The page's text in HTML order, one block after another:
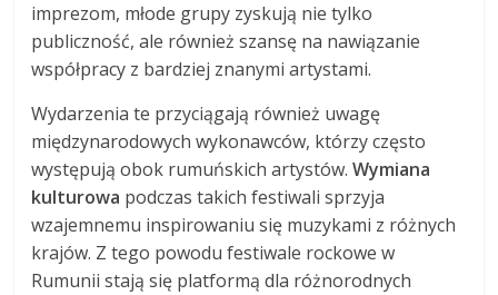
imprezom, młode grupy zyskują nie tylko
publiczność, ale również szansę na nawiązanie
współpracy z bardziej znanymi artystami.
Wydarzenia te przyciągają również uwagę
międzynarodowych wykonawców, którzy często
występują obok rumuńskich artystów.Wymiana
kulturowa podczas takich festiwali sprzyja
wzajemnemu inspirowaniu się muzykami z różnych
krajów. Z tego powodu festiwale rockowe w
Rumunii stają się platformą dla różnorodnych